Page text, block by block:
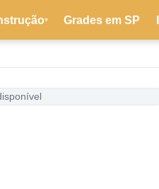
▾ Grades em SP